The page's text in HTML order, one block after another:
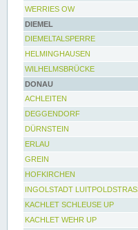
WERRIES OW
DIEMEL
DIEMELTALSPERRE
HELMINGHAUSEN
WILHELMSBRÜCKE
DONAU
ACHLEITEN
DEGGENDORF
DÜRNSTEIN
ERLAU
GREIN
HOFKIRCHEN
INGOLSTADT
KACHLET SCHLEUSE UP
KACHLET WEHR UP